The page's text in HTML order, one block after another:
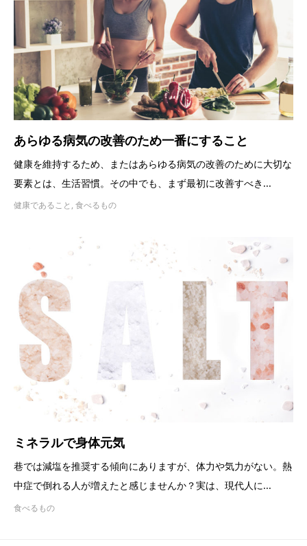
あらゆる病気の改善のため一番にすること
健康を維持するため、またはあらゆる病気の改善のために大切な
要素とは、生活習慣。その中でも、まず最初に改善すべき...
健康であること, 食べるもの
ミネラルで身体元気
巷では減塩を推奨する傾向にありますが、体力や気力がない。熱
中症で倒れる人が増えたと感じませんか？実は、現代人に...
食べるもの